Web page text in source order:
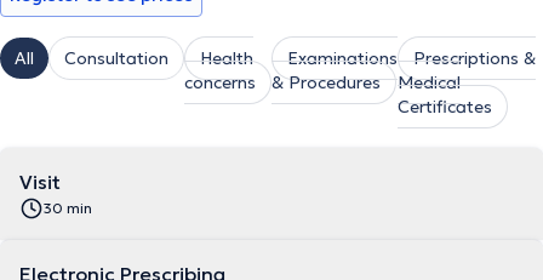
All Consultation
Health
concerns
Examinations
& Procedures
Prescriptions &
Medical
Certificates
Visit
30 min
Electronic Prescribing